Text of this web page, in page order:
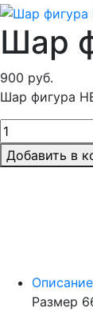
Шар
900 руб.
Шар фигура
Добавить в
Размер